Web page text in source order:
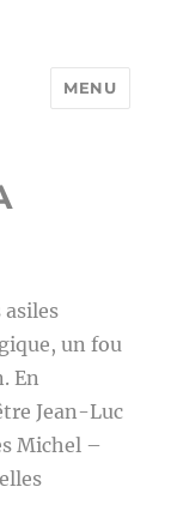
MENU
asiles
un fou
En
Jean-Luc
Michel –